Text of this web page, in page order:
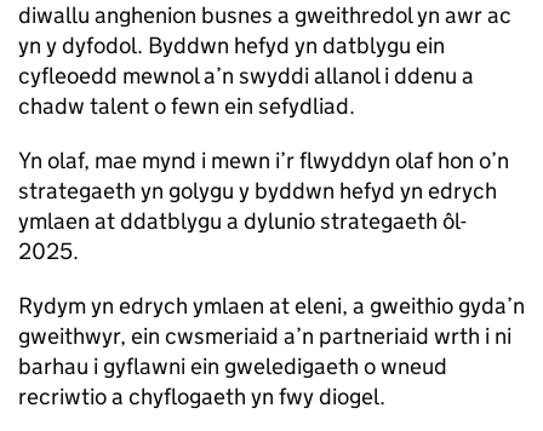
diwallu anghenion busnes a gweithredol yn awr ac
yn y dyfodol. Byddwn hefyd yn datblygu ein
cyfleoedd mewnol a’n swyddi allanol i ddenu a
chadw talent o fewn ein sefydliad.
Yn olaf, mae mynd i mewn i’r flwyddyn olaf hon o’n
strategaeth yn golygu y byddwn hefyd yn edrych
ymlaen at ddatblygu a dylunio strategaeth ôl-
2025.
Rydym yn edrych ymlaen at eleni, a gweithio gyda’n
gweithwyr, ein cwsmeriaid a’n partneriaid wrth i ni
barhau i gyflawni ein gweledigaeth o wneud
recriwtio a chyflogaeth yn fwy diogel.